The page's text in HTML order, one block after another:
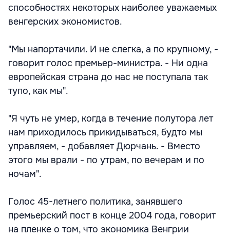
способностях некоторых наиболее уважаемых
венгерских экономистов.
"Мы напортачили. И не слегка, а по крупному, -
говорит голос премьер-министра. - Ни одна
европейская страна до нас не поступала так
тупо, как мы".
"Я чуть не умер, когда в течение полутора лет
нам приходилось прикидываться, будто мы
управляем, - добавляет Дюрчань. - Вместо
этого мы врали - по утрам, по вечерам и по
ночам".
Голос 45-летнего политика, занявшего
премьерский пост в конце 2004 года, говорит
на пленке о том, что экономика Венгрии